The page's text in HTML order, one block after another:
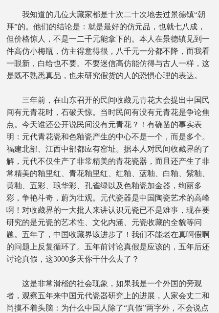
我知道的几位大藏家都是十次二十次地去过景德镇“朝
拜”的。他们的结论是：就是最好的仿元品，也就七八成，
但价格惊人，不是一二千元能拿下的。本人在景德镇见到一
件高仿小梅瓶，仿主得意得很，八千元一分都不降，而我看
一眼新，白给也不要。不要迷信高仿能仿得与古人一样，这
是既不熟悉真品，也未研究假货的人的恐惧心理的表达。
三年前，在山东召开的民间收藏元青花大会提出中国民
间有元青花时，石破天惊。当时民间有没有元青花是争论焦
点。今天谁还公开说民间没有元青花？！有确凿的事实表
明：元代青花瓷和色釉瓷产生的中心不是一个，而是多个。
福建北部、江西中部都应有窑址。据本人对民间收藏界的了
解，元代不仅生产了非常精美的青花瓷器，而且还产生了非
常精美的釉里红、青花釉里红、红釉、蓝釉、白釉、紫釉、
黄釉、五彩、琅华彩、孔雀绿以及色釉瓷加金器，绚丽多
彩，争艳斗奇，蔚为壮观。元代瓷器是中国陶瓷艺术的高峰
啊！对收藏界的一大批人来讲认识元瓷已不是难事，现在要
研究的是元瓷的艺术性、文化内涵、元瓷收藏的全貌等问
题。五年了，中国收藏界该进步了！我们不能老在真啊假啊
的问题上反复循环了。五年前讨论真假是应该的，五年后还
讨论真假，这3000多天你干什么去了？
这是非常滑稽的社会现象，如果我是一个外国的旁观
者，观察五年来中国元代瓷器研究上的进展，人家会丈二和
尚摸不着头脑：为什么中国人除了“真假”两字外，不会说点